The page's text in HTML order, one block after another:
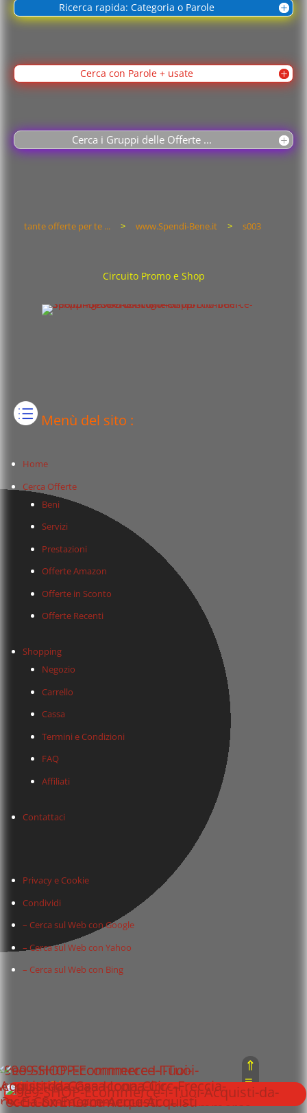
Ricerca rapida: Categoria o Parole
Cerca con Parole + usate
Cerca i Gruppi delle Offerte ...
tante offerte per te ... > www.Spendi-Bene.it > s003
Circuito Promo e Shop
Menù del sito :
Home
Cerca Offerte
Beni
Servizi
Prestazioni
Offerte Amazon
Offerte in Sconto
Offerte Recenti
Shopping
Negozio
Carrello
Cassa
Termini e Condizioni
FAQ
Affiliati
Contattaci
Privacy e Cookie
Condividi
– Cerca sul Web con Google
– Cerca sul Web con Yahoo
– Cerca sul Web con Bing
Area Riservata :
⇑
≡
⇓